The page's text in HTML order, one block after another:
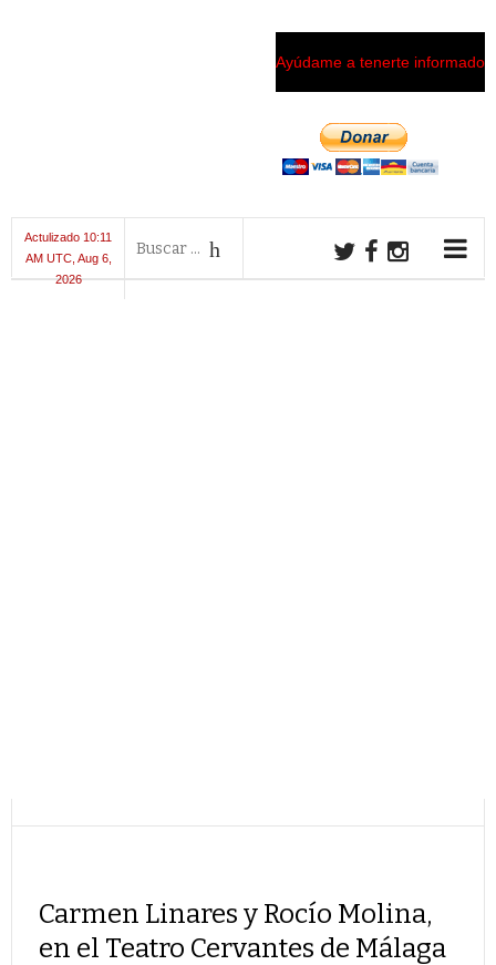
Ayúdame a tenerte informado
Actulizado 10:11
AM UTC, Aug 6,
2026
Carmen Linares y Rocío Molina,
en el Teatro Cervantes de Málaga